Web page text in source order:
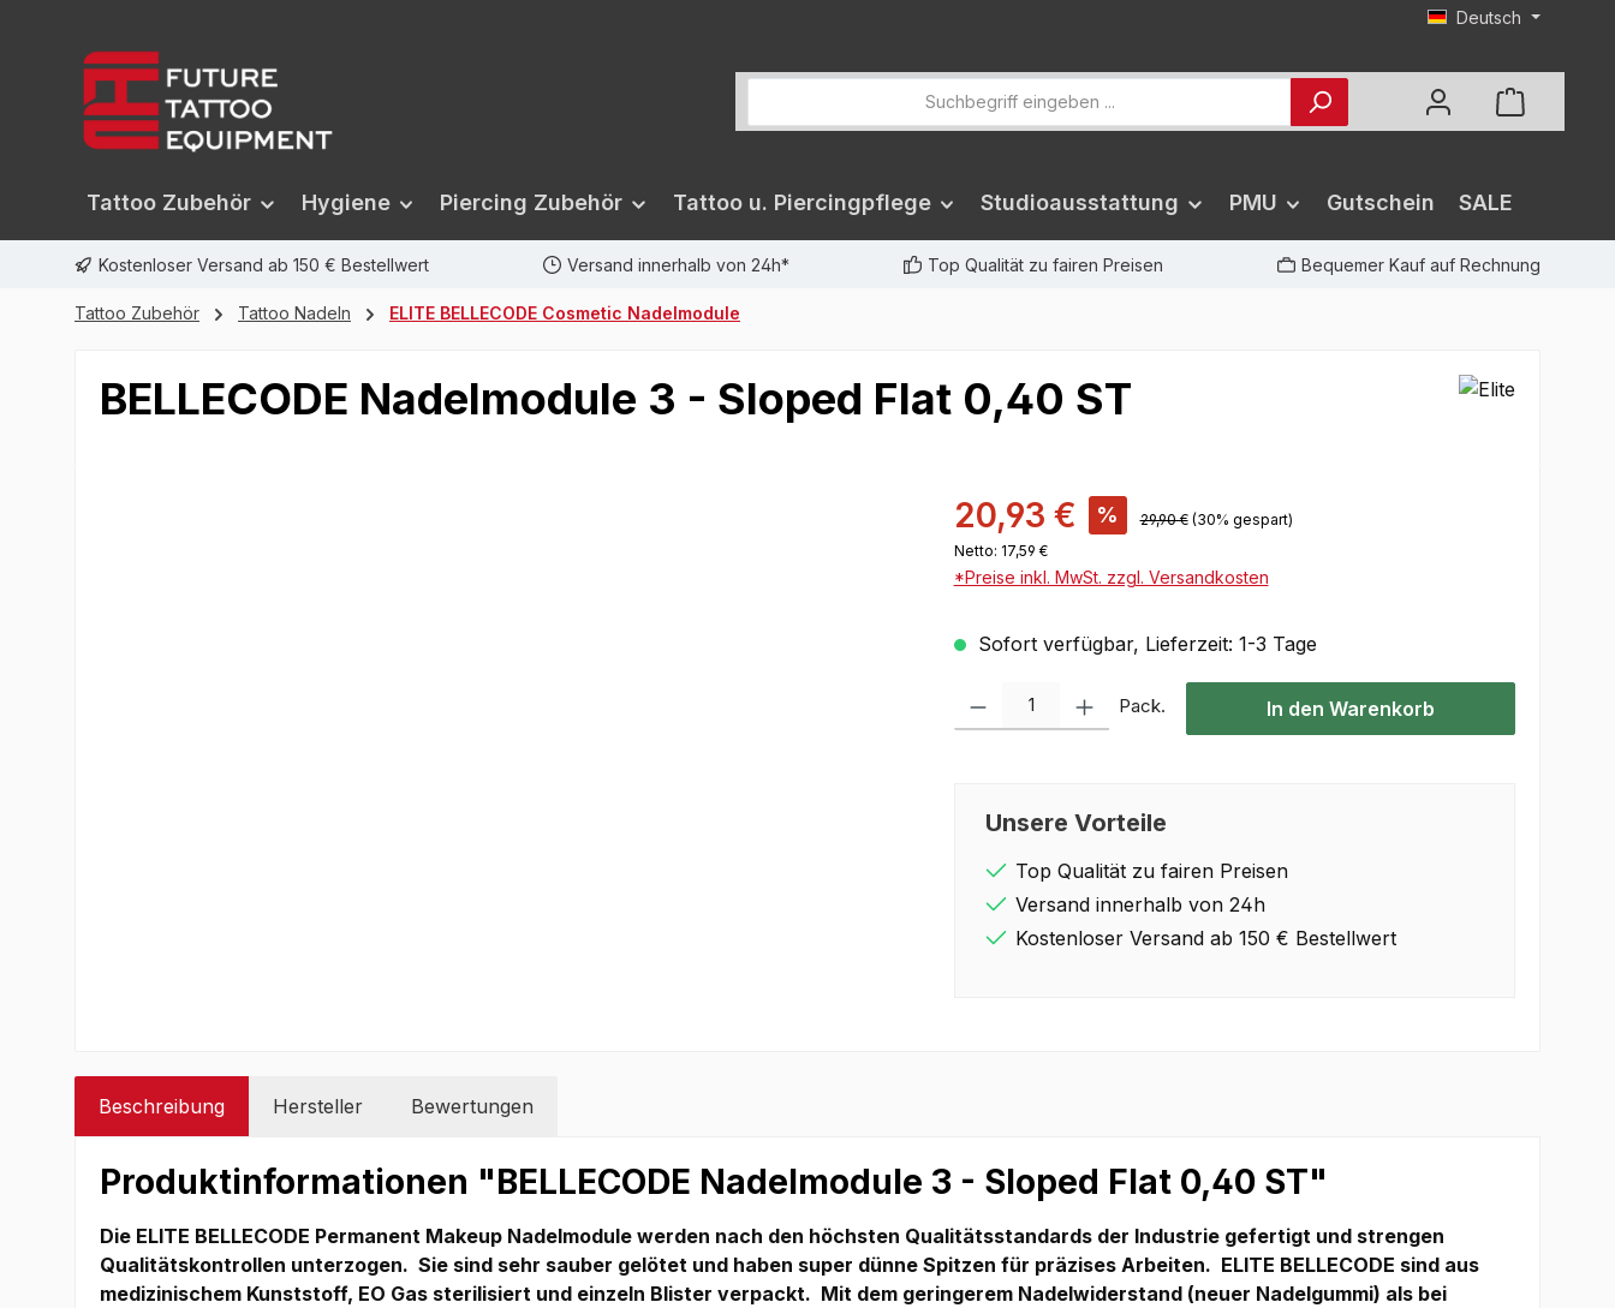
Deutsch
Tattoo Zubehör Hygiene Piercing Zubehör Tattoo u. Piercingpflege Studioausstattung PMU Gutschein SALE
Kostenloser Versand ab 150 € Bestellwert Versand innerhalb von 24h* Top Qualität zu fairen Preisen Bequemer Kauf auf Rechnung
Tattoo Zubehör Tattoo Nadeln ELITE BELLECODE Cosmetic Nadelmodule
BELLECODE Nadelmodule 3 - Sloped Flat 0,40 ST
20,93 € % 29,90 € (30% gespart)
Netto: 17,59 €
*Preise inkl. MwSt. zzgl. Versandkosten
Sofort verfügbar, Lieferzeit: 1-3 Tage
Pack. In den Warenkorb
Unsere Vorteile
Top Qualität zu fairen Preisen
Versand innerhalb von 24h
Kostenloser Versand ab 150 € Bestellwert
Beschreibung Hersteller Bewertungen
Produktinformationen "BELLECODE Nadelmodule 3 - Sloped Flat 0,40 ST"
Die ELITE BELLECODE Permanent Makeup Nadelmodule werden nach den höchsten Qualitätsstandards der Industrie gefertigt und strengen
Qualitätskontrollen unterzogen. Sie sind sehr sauber gelötet und haben super dünne Spitzen für präzises Arbeiten. ELITE BELLECODE sind aus
medizinischem Kunststoff, EO Gas sterilisiert und einzeln Blister verpackt. Mit dem geringerem Nadelwiderstand (neuer Nadelgummi) als bei